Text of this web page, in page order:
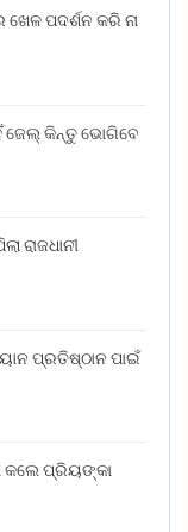
ପଦର୍ଶନ କରି ନା
ଜେଲ୍ କିନ୍ତୁ ଭୋଗିବେ
ରାଜଧାନୀ
ପ୍ରତିଷ୍ଠାନ ପାଇଁ
କଲେ ପ୍ରିୟଙ୍କା